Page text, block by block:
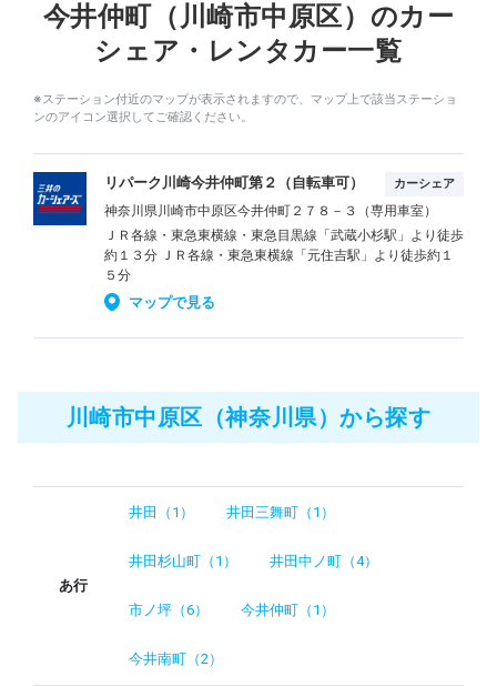
今井仲町（川崎市中原区）のカー
シェア・レンタカー一覧
※ステーション付近のマップが表示されますので、マップ上で該当ステーショ
ンのアイコン選択してご確認ください。
リパーク川崎今井仲町第２（自転車可） カーシェア
神奈川県川崎市中原区今井仲町２７８－３（専用車室）
ＪＲ各線・東急東横線・東急目黒線「武蔵小杉駅」より徒歩
約１３分 ＪＲ各線・東急東横線「元住吉駅」より徒歩約１
５分
マップで見る
川崎市中原区（神奈川県）から探す
あ行
井田（1） 井田三舞町（1）
井田杉山町（1） 井田中ノ町（4）
市ノ坪（6） 今井仲町（1）
今井南町（2）
特集
アプリの使い方